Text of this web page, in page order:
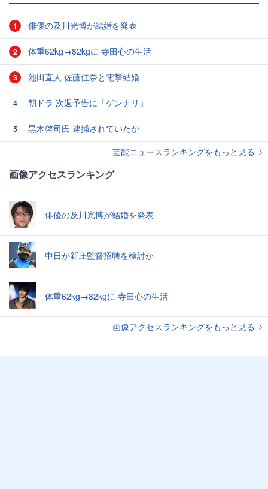
1 俳優の及川光博が結婚を発表
2 体重62kg→82kgに 寺田心の生活
3 池田直人 佐藤佳奈と電撃結婚
4 朝ドラ 次週予告に「ゲンナリ」
5
黒木啓司氏 逮捕されていたか
芸能ニュースランキングをもっと見る
画像アクセスランキング
俳優の及川光博が結婚を発表
中日が新庄監督招聘を検討か
体重62kg→82kgに 寺田心の生活
画像アクセスランキングをもっと見る